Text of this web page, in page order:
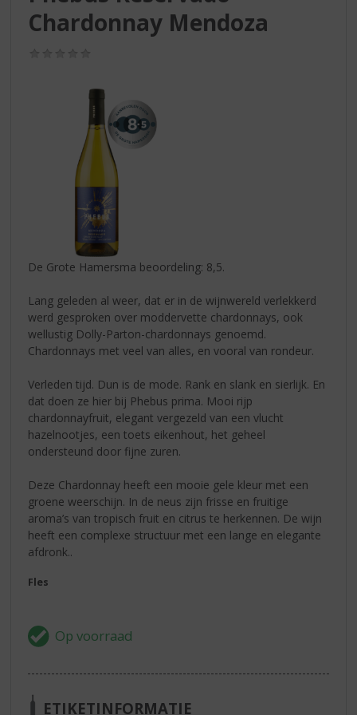
Chardonnay Mendoza
De Grote Hamersma beoordeling: 8,5.
Lang geleden al weer, dat er in de wijnwereld verlekkerd
werd gesproken over moddervette chardonnays, ook
wellustig Dolly-Parton-chardonnays genoemd.
Chardonnays met veel van alles, en vooral van rondeur.
Verleden tijd. Dun is de mode. Rank en slank en sierlijk. En
dat doen ze hier bij Phebus prima. Mooi rijp
chardonnayfruit, elegant vergezeld van een vlucht
hazelnootjes, een toets eikenhout, het geheel
ondersteund door fijne zuren.
Deze Chardonnay heeft een mooie gele kleur met een
groene weerschijn. In de neus zijn frisse en fruitige
aroma’s van tropisch fruit en citrus te herkennen. De wijn
heeft een complexe structuur met een lange en elegante
afdronk..
Fles
ETIKETINFORMATIE